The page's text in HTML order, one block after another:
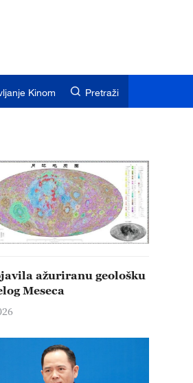
Kinom Pretraži
ažuriranu geološku
Meseca